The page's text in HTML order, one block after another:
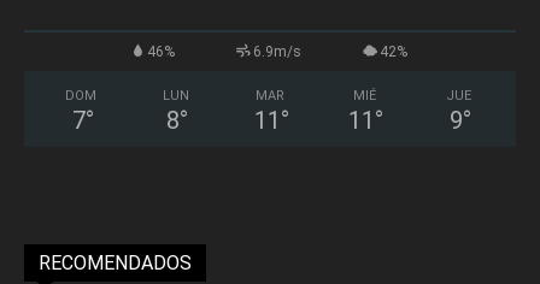
46% 6.9m/s 42%
DOM
7°
LUN
8°
MAR
11 °
MIÉ
11 °
JUE
9°
RECOMENDADOS